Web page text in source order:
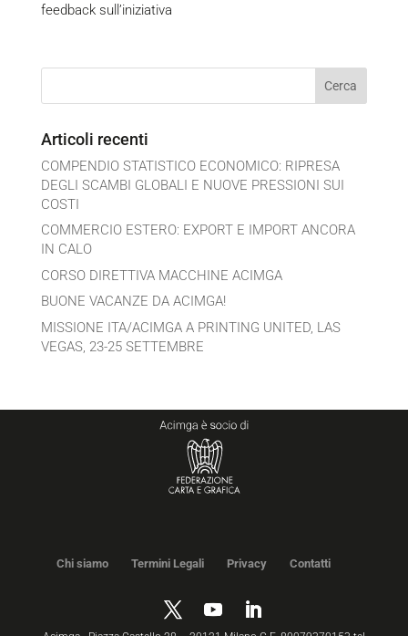
feedback sull’iniziativa
Articoli recenti
COMPENDIO STATISTICO ECONOMICO: RIPRESA
DEGLI SCAMBI GLOBALI E NUOVE PRESSIONI SUI
COSTI
COMMERCIO ESTERO: EXPORT E IMPORT ANCORA
IN CALO
CORSO DIRETTIVA MACCHINE ACIMGA
BUONE VACANZE DA ACIMGA!
MISSIONE ITA/ACIMGA A PRINTING UNITED, LAS
VEGAS, 23-25 SETTEMBRE
Chi siamo Termini Legali Privacy Contatti